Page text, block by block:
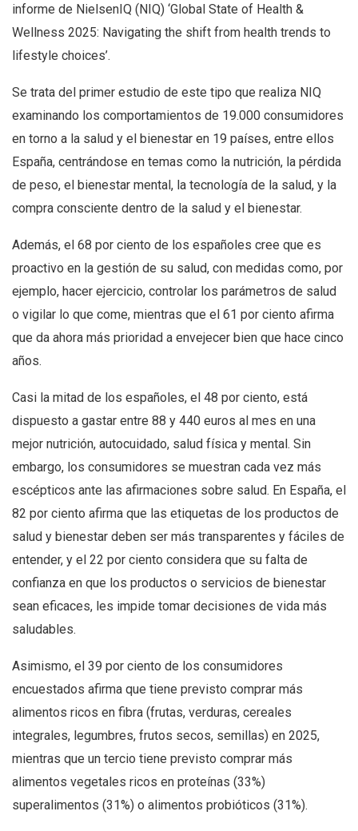
informe de NielsenIQ (NIQ) ‘Global State of Health &
Wellness 2025: Navigating the shift from health trends to
lifestyle choices’.
Se trata del primer estudio de este tipo que realiza NIQ
examinando los comportamientos de 19.000 consumidores
en torno a la salud y el bienestar en 19 países, entre ellos
España, centrándose en temas como la nutrición, la pérdida
de peso, el bienestar mental, la tecnología de la salud, y la
compra consciente dentro de la salud y el bienestar.
Además, el 68 por ciento de los españoles cree que es
proactivo en la gestión de su salud, con medidas como, por
ejemplo, hacer ejercicio, controlar los parámetros de salud
o vigilar lo que come, mientras que el 61 por ciento afirma
que da ahora más prioridad a envejecer bien que hace cinco
años.
Casi la mitad de los españoles, el 48 por ciento, está
dispuesto a gastar entre 88 y 440 euros al mes en una
mejor nutrición, autocuidado, salud física y mental. Sin
embargo, los consumidores se muestran cada vez más
escépticos ante las afirmaciones sobre salud. En España, el
82 por ciento afirma que las etiquetas de los productos de
salud y bienestar deben ser más transparentes y fáciles de
entender, y el 22 por ciento considera que su falta de
confianza en que los productos o servicios de bienestar
sean eficaces, les impide tomar decisiones de vida más
saludables.
Asimismo, el 39 por ciento de los consumidores
encuestados afirma que tiene previsto comprar más
alimentos ricos en fibra (frutas, verduras, cereales
integrales, legumbres, frutos secos, semillas) en 2025,
mientras que un tercio tiene previsto comprar más
alimentos vegetales ricos en proteínas (33%)
superalimentos (31%) o alimentos probióticos (31%).